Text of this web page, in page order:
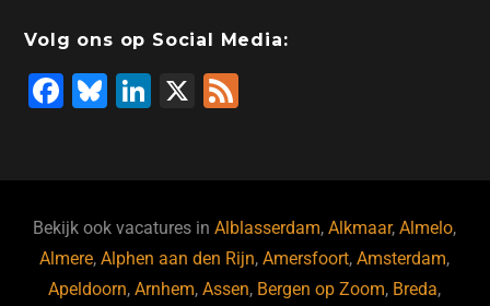
Volg ons op Social Media:
F
b
o
Bl
ky
Li
dI
n
X
Bekijk ook vacatures inAlblasserdam,Alkmaar,Almelo,
Almere,Alphen aan den Rijn,Amersfoort,Amsterdam,
Apeldoorn,Arnhem,Assen, Bergen op Zoom, Breda,